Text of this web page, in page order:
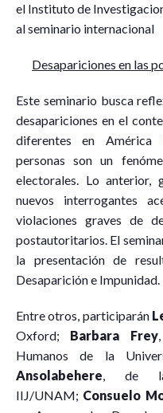
el Instituto de
al seminario internacional
Desapariciones en las
Este seminario busca
desapariciones en el
diferentes en América
personas son un
electorales. Lo anterior,
nuevos interrogantes
violaciones graves de
postautoritarios. El
la presentación de
Desaparición e Impunidad.
Entre otros, participarán
Oxford; Barbara Frey
Humanos de la
Ansolabehere, de
IIJ/UNAM; Consuelo